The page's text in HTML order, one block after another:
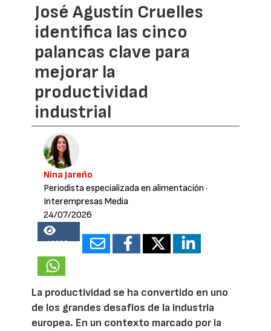
José Agustín Cruelles
identifica las cinco
palancas clave para
mejorar la
productividad
industrial
Nina Jareño
Periodista especializada en alimentación ·
Interempresas Media
24/07/2026
19285
La productividad se ha convertido en uno
de los grandes desafíos de la industria
europea. En un contexto marcado por la